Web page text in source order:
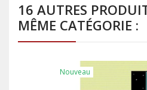
16 AUTRES
MÊME CATÉGORIE :
Nouveau